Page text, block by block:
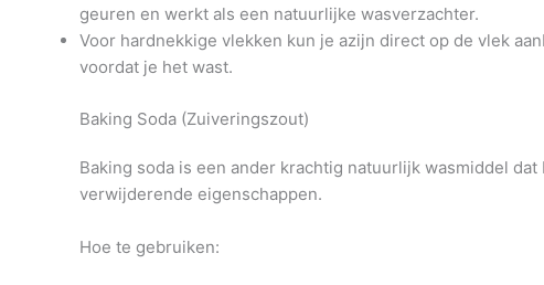
geuren en werkt als een natuurlijke wasverzachter.
Voor hardnekkige vlekken kun je azijn direct op de vlek
voordat je het wast.
Baking Soda (Zuiveringszout)
Baking soda is een ander krachtig natuurlijk wasmiddel
verwijderende eigenschappen.
Hoe te gebruiken: